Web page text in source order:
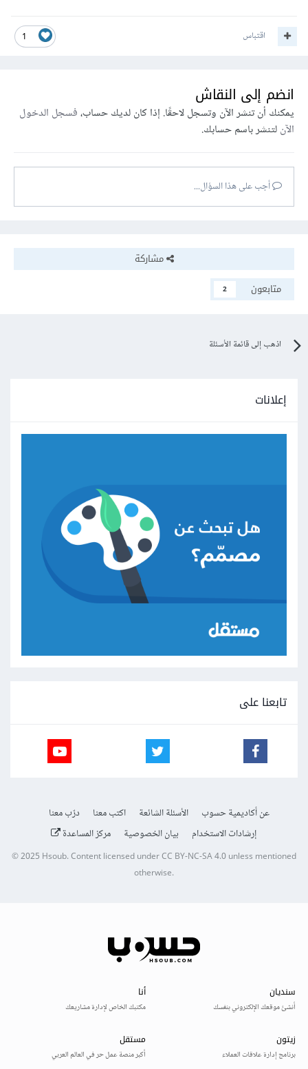
1 اقتباس
انضم إلى النقاش
يمكنك أن تنشر الآن وتسجل لاحقًا. إذا كان لديك حساب،فسجل الدخول
الآنلتنشر باسم حسابك.
أجب على هذا السؤال...
مشاركة
متابعون
2
اذهب إلى قائمة الأسئلة
إعلانات
تابعنا على
عن أكاديمية حسوب الأسئلة الشائعة اكتب معنا
درّب معنا
إرشادات الاستخدام
بيان الخصوصية مركز المساعدة
© 2025Hsoub.Content licensed underCC BY-NC-SA 4.0unless mentioned
otherwise.